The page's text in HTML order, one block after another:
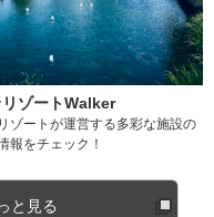
ゾートWalker
ゾートが運営する多彩な施設の
報をチェック！
と見る